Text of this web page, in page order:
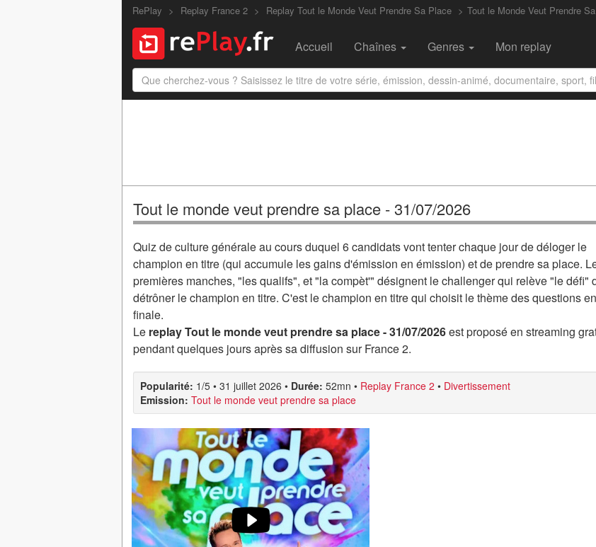
RePlay Replay France 2 Replay Tout le Monde Veut Prendre Sa Place Tout le Monde Veut Prendre
Accueil Chaînes Genres Mon replay
Tout le monde veut prendre sa place - 31/07/2026
Quiz de culture générale au cours duquel 6 candidats vont tenter chaque jour de déloger le
champion en titre (qui accumule les gains d'émission en émission) et de prendre sa place.
premières manches, "les qualifs", et "la compèt'" désignent le challenger qui relève "le défi"
détrôner le champion en titre. C'est le champion en titre qui choisit le thème des questions en
finale.
Le replay Tout le monde veut prendre sa place - 31/07/2026est proposé en streaming
pendant quelques jours après sa diffusion sur France 2.
Popularité: 1/5 • 31 juillet 2026 • Durée: 52mn • Replay France 2 • Divertissement
Emission: Tout le monde veut prendre sa place